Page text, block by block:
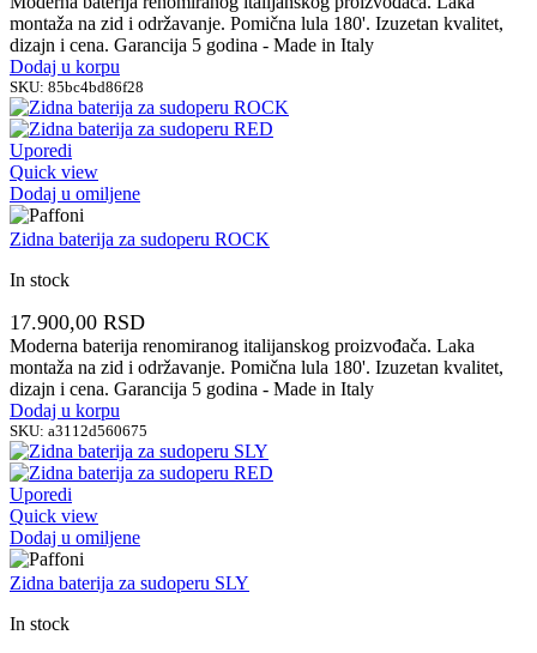
montaža na zid i održavanje. Pomična lula 180'. Izuzetan kvalitet,
dizajn i cena. Garancija 5 godina - Made in Italy
Dodaj u korpu
SKU: 85bc4bd86f28
Uporedi
Quick view
Dodaj u omiljene
Zidna baterija za sudoperu ROCK
In stock
17.900,00 RSD
Moderna baterija renomiranog italijanskog proizvođača. Laka
montaža na zid i održavanje. Pomična lula 180'. Izuzetan kvalitet,
dizajn i cena. Garancija 5 godina - Made in Italy
Dodaj u korpu
SKU: a3112d560675
Uporedi
Quick view
Dodaj u omiljene
Zidna baterija za sudoperu SLY
In stock